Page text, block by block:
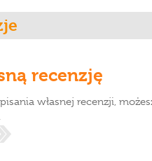
recenzję
własnej recenzji,